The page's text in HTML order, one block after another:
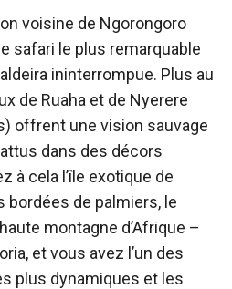
voisine de Ngorongoro
safari le plus remarquable
ininterrompue. Plus au
de Ruaha et de Nyerere
offrent une vision sauvage
dans des décors
à cela l’île exotique de
bordées de palmiers, le
montagne d’Afrique –
et vous avez l’un des
plus dynamiques et les